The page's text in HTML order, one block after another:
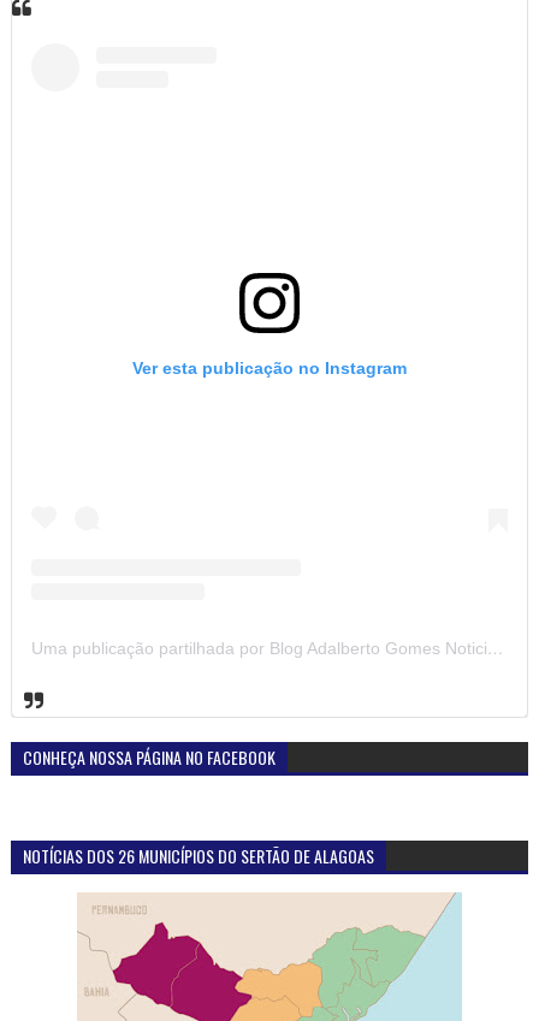
Ver esta publicação no Instagram
Uma publicação partilhada por Blog Adalberto Gomes Noticias (@blogadalbertogomesnoticiass)
CONHEÇA NOSSA PÁGINA NO FACEBOOK
NOTÍCIAS DOS 26 MUNICÍPIOS DO SERTÃO DE ALAGOAS